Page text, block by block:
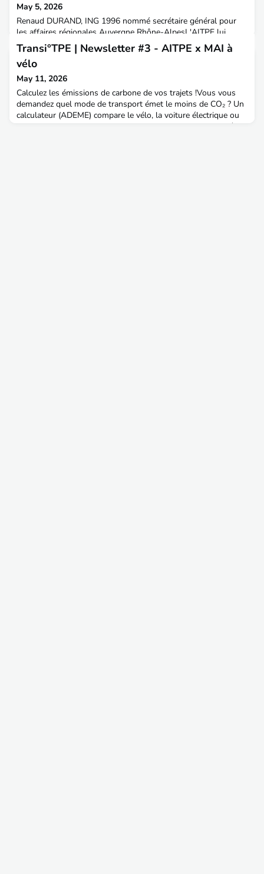
May 5, 2026
Renaud DURAND, ING 1996 nommé secrétaire général pour
les affaires régionales Auvergne Rhône-AlpesL'AITPE lui
souhaite le meilleur dans ses nouvelles fonctions.📍 Renaud
est diplômé de l'ENTPE en 1996, promotion 41, il était est
jusque là directeur délégué de la DREAL d'Auvergne-Rhône-
Alpes.Un parcours au service des territoires et des politiques
publiques durablesEntré dans la fonction publique e
Transi°TPE | Newsletter #3 - AITPE x MAI à
vélo
May 11, 2026
Calculez les émissions de carbone de vos trajets !Vous vous
demandez quel mode de transport émet le moins de CO₂ ? Un
calculateur (ADEME) compare le vélo, la voiture électrique ou
thermique, le train et l’avion en fonction du nombre de km à